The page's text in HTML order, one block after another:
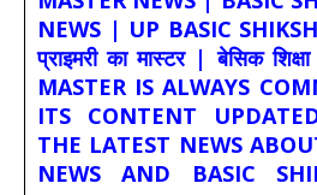
NEWS | UP BASIC
प्राइमरी का मास्टर | बेसिक
MASTER IS ALWAYS
ITS CONTENT
THE LATEST NEWS
NEWS AND BASIC